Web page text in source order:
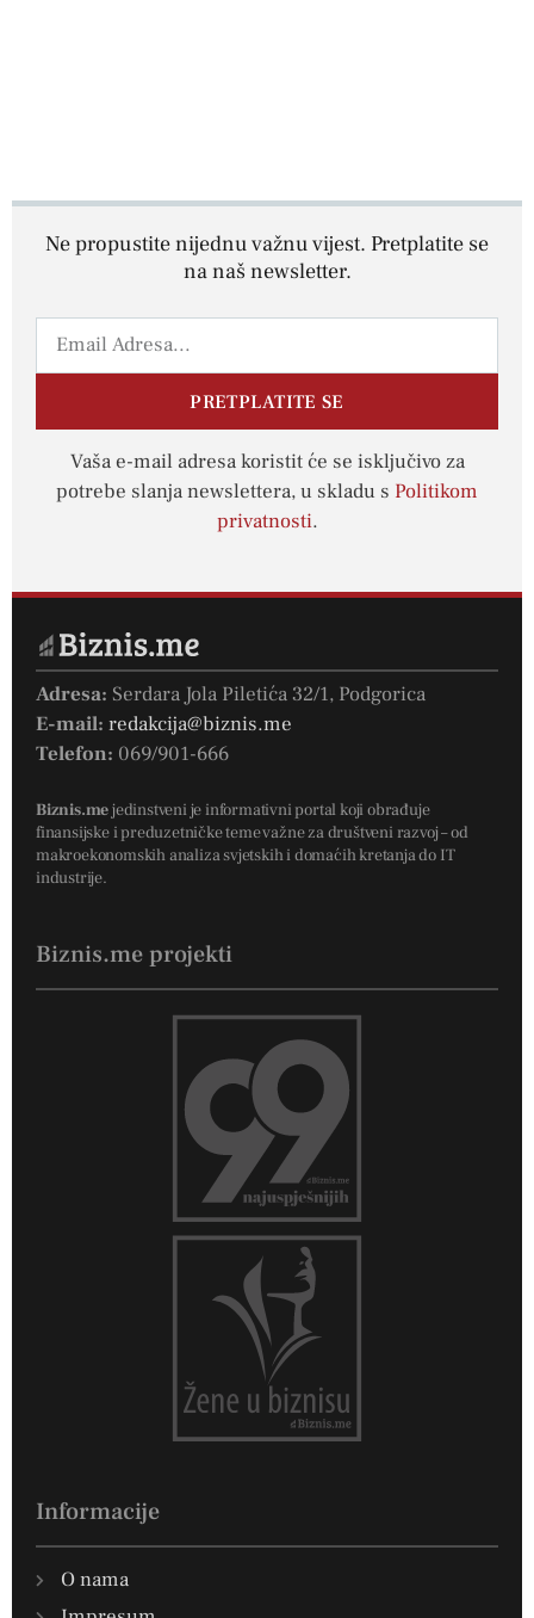
Ne propustite nijednu važnu vijest. Pretplatite se
na naš newsletter.
PRETPLATITE SE
Vaša e-mail adresa koristit će se isključivo za
potrebe slanja newslettera, u skladu s Politikom
privatnosti.
Adresa: Serdara Jola Piletića 32/1, Podgorica
E-mail: redakcija@biznis.me
Telefon: 069/901-666
Biznis.mejedinstveni je informativni portal koji obrađuje
finansijske i preduzetničke teme važne za društveni razvoj – od
makroekonomskih analiza svjetskih i domaćih kretanja do IT
industrije.
Biznis.me projekti
Informacije
O nama